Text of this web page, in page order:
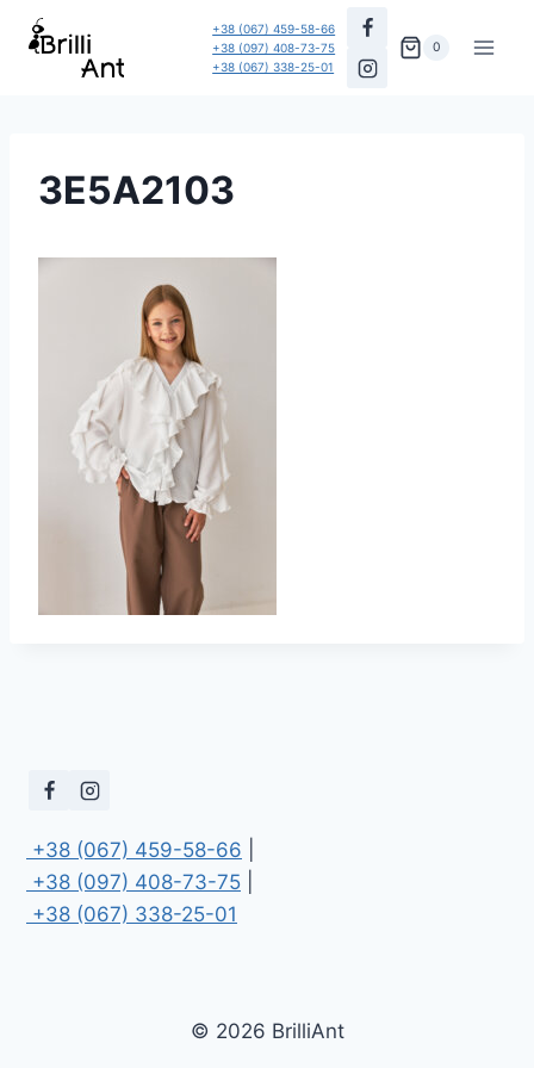
Перейти
+38 (067) 459-58-66
+38 (097) 408-73-75
+38 (067) 338-25-01
0
3E5A2103
+38 (067) 459-58-66
+38 (097) 408-73-75
+38 (067) 338-25-01
© 2026 BrilliAnt